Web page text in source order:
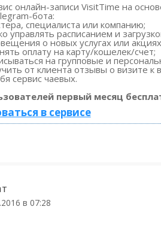
онлайн-записи VisitTime на
бота:
специалиста или компанию;
управлять расписанием и
о новых услугах или
оплату на карту/кошелек/счет;
на групповые и
от клиента отзывы о визите к
сервис чаевых.
первый месяц
в сервисе
в 07:28